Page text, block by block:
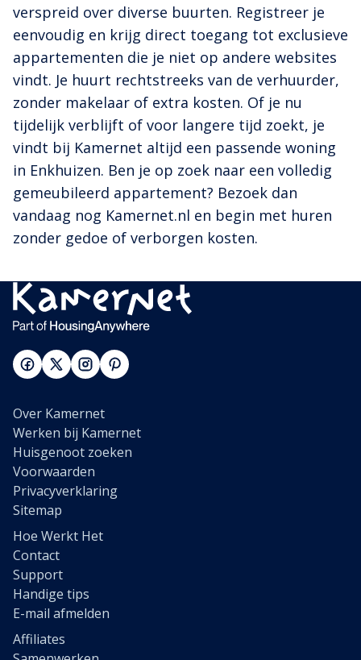
verspreid over diverse buurten. Registreer je
eenvoudig en krijg direct toegang tot exclusieve
appartementen die je niet op andere websites
vindt. Je huurt rechtstreeks van de verhuurder,
zonder makelaar of extra kosten. Of je nu
tijdelijk verblijft of voor langere tijd zoekt, je
vindt bij Kamernet altijd een passende woning
in Enkhuizen. Ben je op zoek naar een volledig
gemeubileerd appartement? Bezoek dan
vandaag nog Kamernet.nl en begin met huren
zonder gedoe of verborgen kosten.
Over Kamernet
Werken bij Kamernet
Huisgenoot zoeken
Voorwaarden
Privacyverklaring
Sitemap
Hoe Werkt Het
Contact
Support
Handige tips
E-mail afmelden
Affiliates